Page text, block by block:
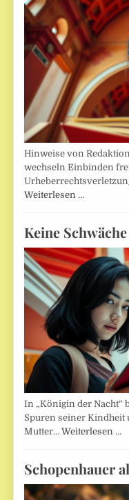
Hinweise von
wechseln Einbinden
Weiterlesen …
Keine
In „Königin der Nacht“
Spuren seiner Kindheit
Mutter…Weiterlesen …
Schopenhauer